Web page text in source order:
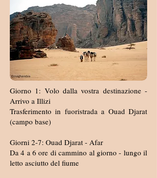
Giorno 1: Volo dalla vostra destinazione -
Arrivo a Illizi
Trasferimento in fuoristrada a Ouad Djarat
(campo base)
Giorni 2-7: Ouad Djarat - Afar
Da 4 a 6 ore di cammino al giorno - lungo il
letto asciutto del fiume